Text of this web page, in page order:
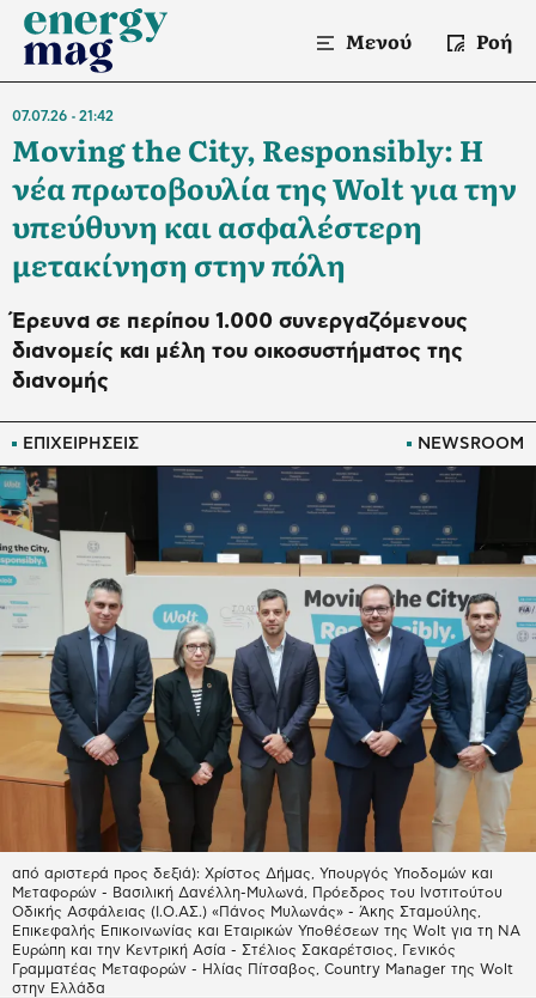
Μενού Ροή
ΕΠΙΧΕΙΡΗΣΕΙΣ NEWSROOM
07.07.26 21:42
Moving the City, Responsibly: Η
νέα πρωτοβουλία της Wolt για την
υπεύθυνη και ασφαλέστερη
μετακίνηση στην πόλη
Έρευνα σε περίπου 1.000 συνεργαζόμενους
διανομείς και μέλη του οικοσυστήματος της
διανομής
από αριστερά προς δεξιά): Χρίστος Δήμας, Υπουργός Υποδομών και
Μεταφορών - Βασιλική Δανέλλη-Μυλωνά, Πρόεδρος του Ινστιτούτου
Οδικής Ασφάλειας (Ι.Ο.ΑΣ.) «Πάνος Μυλωνάς» - Άκης Σταμούλης,
Επικεφαλής Επικοινωνίας και Εταιρικών Υποθέσεων της Wolt για τη ΝΑ
Ευρώπη και την Κεντρική Ασία - Στέλιος Σακαρέτσιος, Γενικός
Γραμματέας Μεταφορών - Ηλίας Πίτσαβος, Country Manager της Wolt
στην Ελλάδα